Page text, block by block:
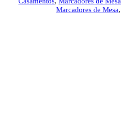
Marcadores de Mesa,